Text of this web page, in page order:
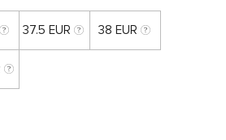
37.5 EUR 38 EUR